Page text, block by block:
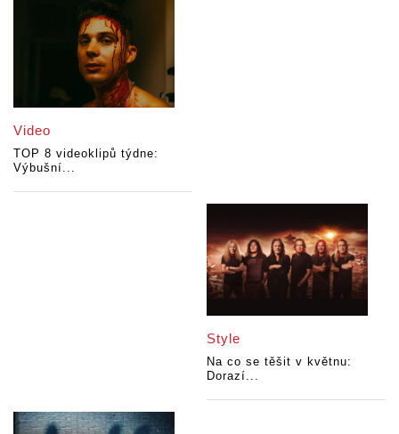
Video
TOP 8 videoklipů týdne:
Výbušní...
Style
Na co se těšit v květnu:
Dorazí...